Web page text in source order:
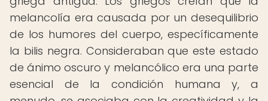
melancolía era causada por un desequilibrio
de los humores del cuerpo, específicamente
la bilis negra. Consideraban que este estado
de ánimo oscuro y melancólico era una parte
esencial de la condición humana y, a